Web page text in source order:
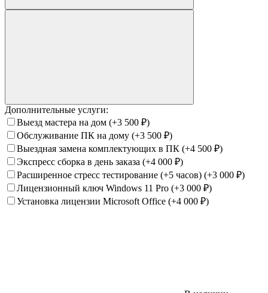
Дополнительные услуги:
Выезд мастера на дом (+3 500 ₽)
Обслуживание ПК на дому (+3 500 ₽)
Выездная замена комплектующих в ПК (+4 500 ₽)
Экспресс сборка в день заказа (+4 000 ₽)
Расширенное стресс тестирование (+5 часов) (+3 000 ₽)
Лицензионный ключ Windows 11 Pro (+3 000 ₽)
Установка лицензии Microsoft Office (+4 000 ₽)